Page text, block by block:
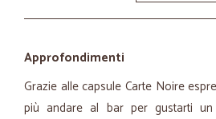
Approfondimenti
Grazie alle capsule Carte Noire
più andare al bar per gustarti